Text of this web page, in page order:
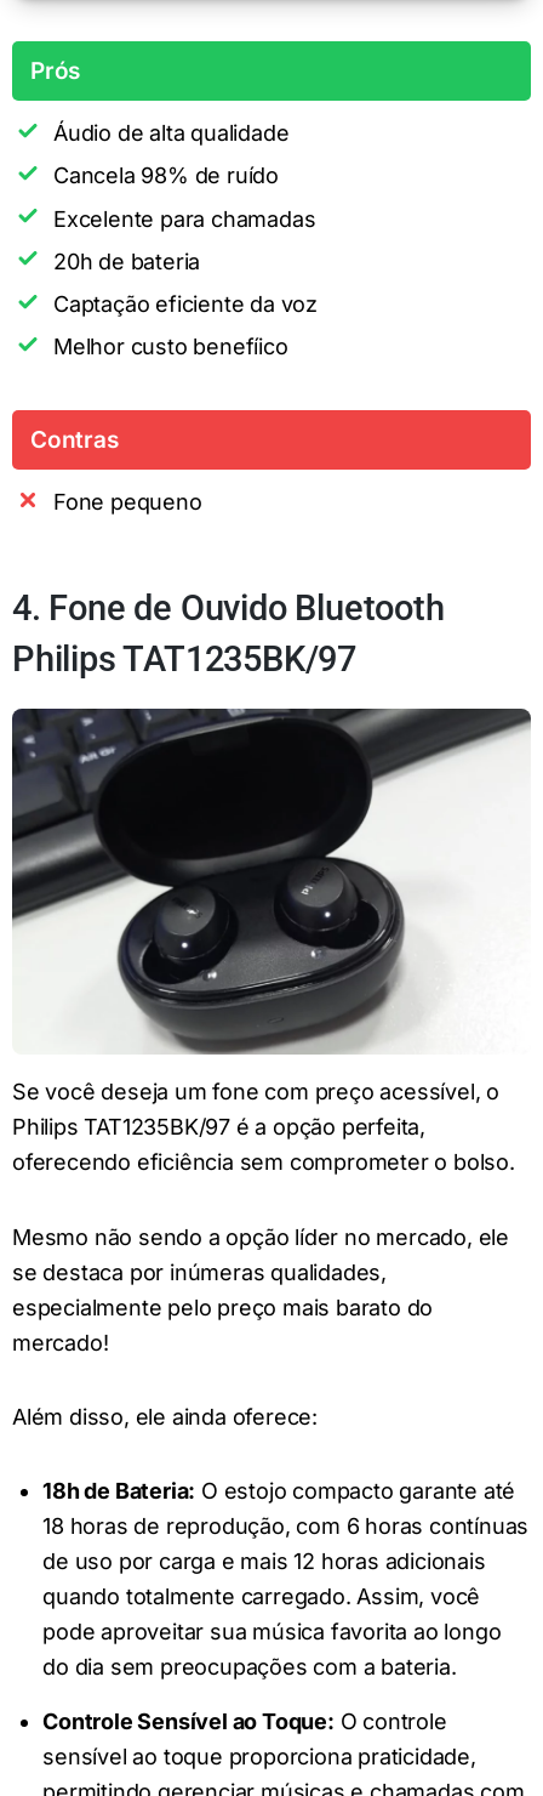
Prós
Áudio de alta qualidade
Cancela 98% de ruído
Excelente para chamadas
20h de bateria
Captação eficiente da voz
Melhor custo benefíico
Contras
Fone pequeno
4. Fone de Ouvido Bluetooth
Philips TAT1235BK/97
Se você deseja um fone com preço acessível, o
Philips TAT1235BK/97 é a opção perfeita,
oferecendo eficiência sem comprometer o bolso.
Mesmo não sendo a opção líder no mercado, ele
se destaca por inúmeras qualidades,
especialmente pelo preço mais barato do
mercado!
Além disso, ele ainda oferece:
18h de Bateria: O estojo compacto garante até
18 horas de reprodução, com 6 horas contínuas
de uso por carga e mais 12 horas adicionais
quando totalmente carregado. Assim, você
pode aproveitar sua música favorita ao longo
do dia sem preocupações com a bateria.
Controle Sensível ao Toque: O controle
sensível ao toque proporciona praticidade,